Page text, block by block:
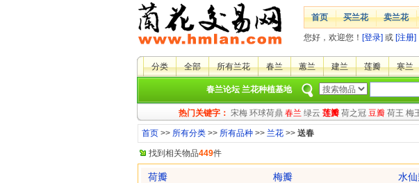
首页 买兰花 卖兰花
您好，欢迎您！ [登录] 或 [注册]
分类 全部 所有兰花 春兰 蕙兰 建兰 莲瓣 寒兰
春兰论坛 兰花种植基地
热门关键字： 宋梅 环球荷鼎 春兰 绿云 莲瓣 荷之冠 豆瓣 荷王 梅
首页 >> 所有分类 >> 所有品种 >> 兰花 >> 送春
找到相关物品449件
荷瓣 梅瓣 水